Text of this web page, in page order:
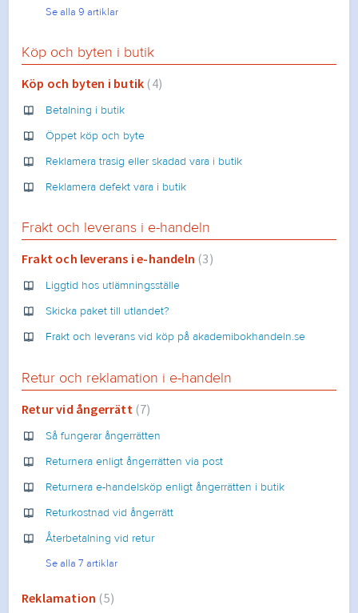
Se alla 9 artiklar
Köp och byten i butik
Köp och byten i butik 4
Betalning i butik
Öppet köp och byte
Reklamera trasig eller skadad vara i butik
Reklamera defekt vara i butik
Frakt och leverans i e-handeln
Frakt och leverans i e-handeln 3
Liggtid hos utlämningsställe
Skicka paket till utlandet?
Frakt och leverans vid köp på akademibokhandeln.se
Retur och reklamation i e-handeln
Retur vid ångerrätt 7
Så fungerar ångerrätten
Returnera enligt ångerrätten via post
Returnera e-handelsköp enligt ångerrätten i butik
Returkostnad vid ångerrätt
Återbetalning vid retur
Se alla 7 artiklar
Reklamation 5